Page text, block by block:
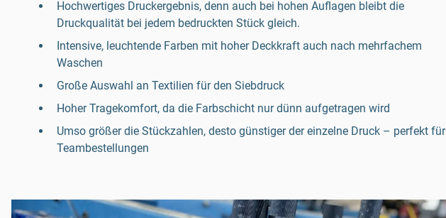
Hochwertiges Druckergebnis, denn auch bei hohen Auflagen bleibt die
Druckqualität bei jedem bedruckten Stück gleich.
Intensive, leuchtende Farben mit hoher Deckkraft auch nach mehrfachem
Waschen
Große Auswahl an Textilien für den Siebdruck
Hoher Tragekomfort, da die Farbschicht nur dünn aufgetragen wird
Umso größer die Stückzahlen, desto günstiger der einzelne Druck – perfekt für
Teambestellungen